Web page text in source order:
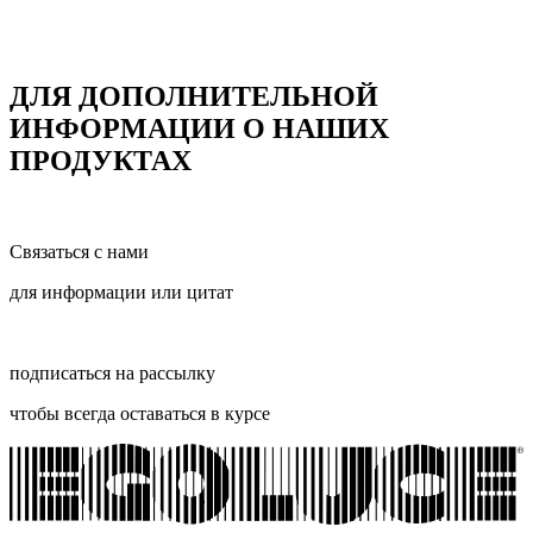
ДЛЯ ДОПОЛНИТЕЛЬНОЙ
ИНФОРМАЦИИ О НАШИХ
ПРОДУКТАХ
Связаться с нами
для информации или цитат
подписаться на рассылку
чтобы всегда оставаться в курсе